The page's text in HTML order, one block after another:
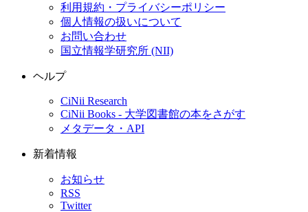
利用規約・プライバシーポリシー
個人情報の扱いについて
お問い合わせ
国立情報学研究所 (NII)
ヘルプ
CiNii Research
CiNii Books - 大学図書館の本をさがす
メタデータ・API
新着情報
お知らせ
RSS
Twitter